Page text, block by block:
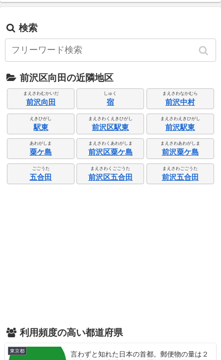
検索
前沢区向田の近隣地区
まえさわむかいだ
前沢向田
しゅく
宿
まえさわなかむら
前沢中村
えきひがし
駅東
まえさわくえきひがし
前沢区駅東
まえさわえきひがし
前沢駅東
あわがしま
粟ケ島
まえさわくあわがしま
前沢区粟ケ島
まえさわあわがしま
前沢粟ケ島
ごごうた
五合田
まえさわくごごうた
前沢区五合田
まえさわごごうた
前沢五合田
利用頻度の高い都道府県
東京都
言わずと知れた日本の首都。郵便物の量は２